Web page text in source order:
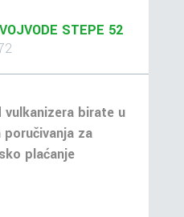
STEPE 52
birate u
za
plaćanje